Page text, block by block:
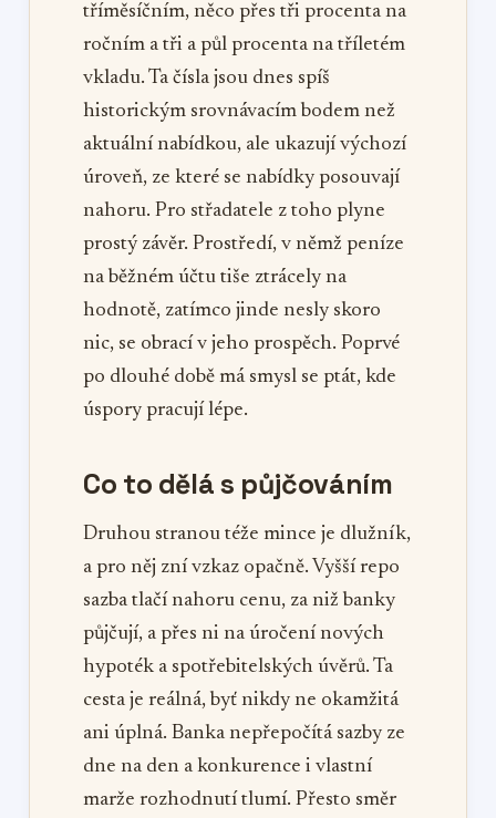
tříměsíčním, něco přes tři procenta na
ročním a tři a půl procenta na tříletém
vkladu. Ta čísla jsou dnes spíš
historickým srovnávacím bodem než
aktuální nabídkou, ale ukazují výchozí
úroveň, ze které se nabídky posouvají
nahoru. Pro střadatele z toho plyne
prostý závěr. Prostředí, v němž peníze
na běžném účtu tiše ztrácely na
hodnotě, zatímco jinde nesly skoro
nic, se obrací v jeho prospěch. Poprvé
po dlouhé době má smysl se ptát, kde
úspory pracují lépe.
Co to dělá s půjčováním
Druhou stranou téže mince je dlužník,
a pro něj zní vzkaz opačně. Vyšší repo
sazba tlačí nahoru cenu, za niž banky
půjčují, a přes ni na úročení nových
hypoték a spotřebitelských úvěrů. Ta
cesta je reálná, byť nikdy ne okamžitá
ani úplná. Banka nepřepočítá sazby ze
dne na den a konkurence i vlastní
marže rozhodnutí tlumí. Přesto směr